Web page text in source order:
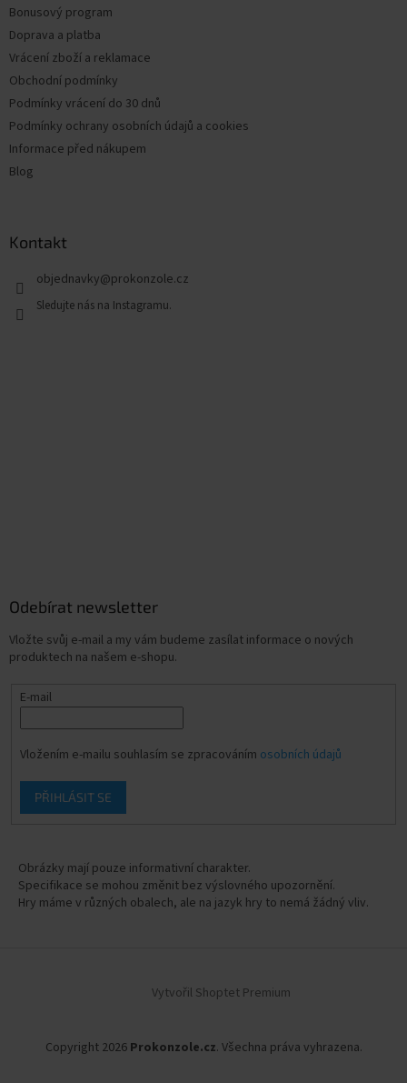
Bonusový program
Doprava a platba
Vrácení zboží a reklamace
Obchodní podmínky
Podmínky vrácení do 30 dnů
Podmínky ochrany osobních údajů a cookies
Informace před nákupem
Blog
Kontakt
objednavky@prokonzole.cz
Odebírat newsletter
Vložte svůj e-mail a my vám budeme zasílat informace o nových
produktech na našem e-shopu.
E-mail
Vložením e-mailu souhlasím se zpracováním osobních údajů
PŘIHLÁSIT SE
Obrázky mají pouze informativní charakter.
Specifikace se mohou změnit bez výslovného upozornění.
Hry máme v různých obalech, ale na jazyk hry to nemá žádný vliv.
Vytvořil Shoptet Premium
Copyright 2026 Prokonzole.cz. Všechna práva vyhrazena.